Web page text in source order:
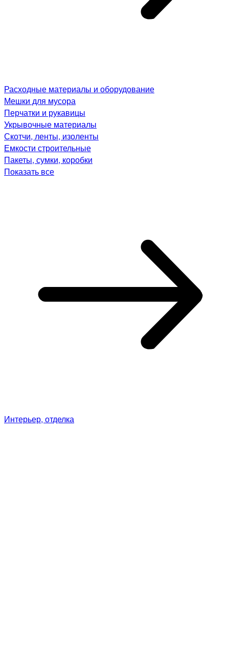
Расходные материалы и оборудование
Мешки для мусора
Перчатки и рукавицы
Укрывочные материалы
Скотчи, ленты, изоленты
Емкости строительные
Пакеты, сумки, коробки
Показать все
Интерьер, отделка